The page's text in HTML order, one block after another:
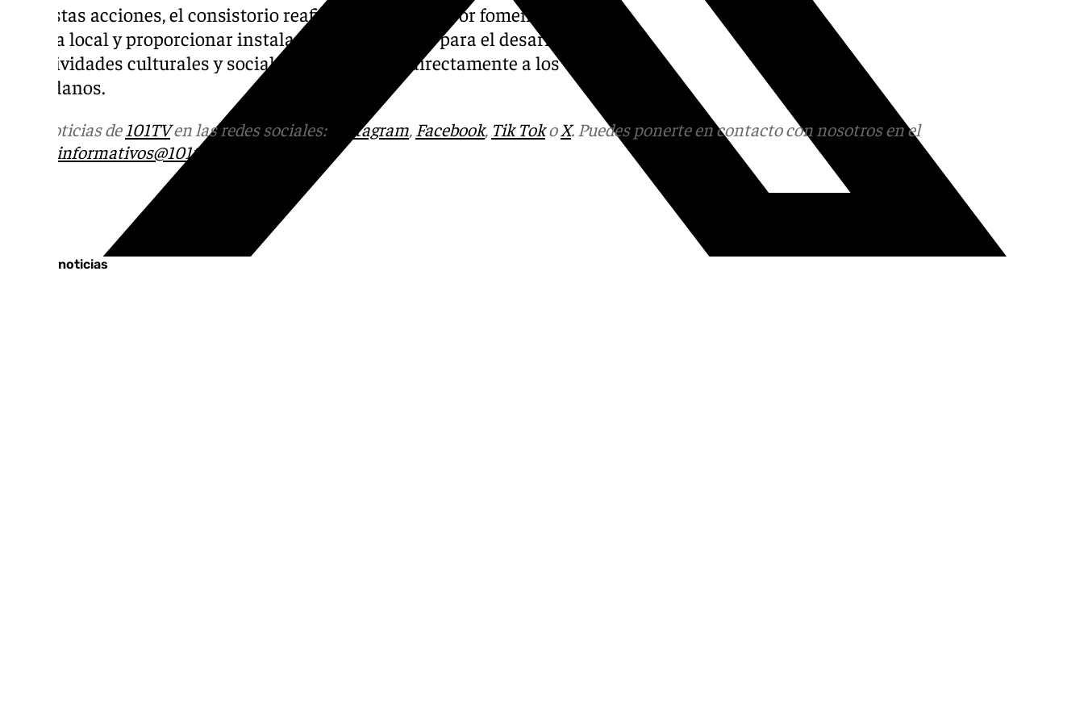
Con estas acciones, el consistorio reafirma su apuesta por fomentar la
cultura local y proporcionar instalaciones de calidad para el desarrollo
de actividades culturales y sociales, beneficiando directamente a los
ciudadanos.
Más noticias de 101TVen las redes sociales: Instagram, Facebook, Tik TokoX. Puedes ponerte en contacto con nosotros en el
informativos@101tv.es
Últimas noticias